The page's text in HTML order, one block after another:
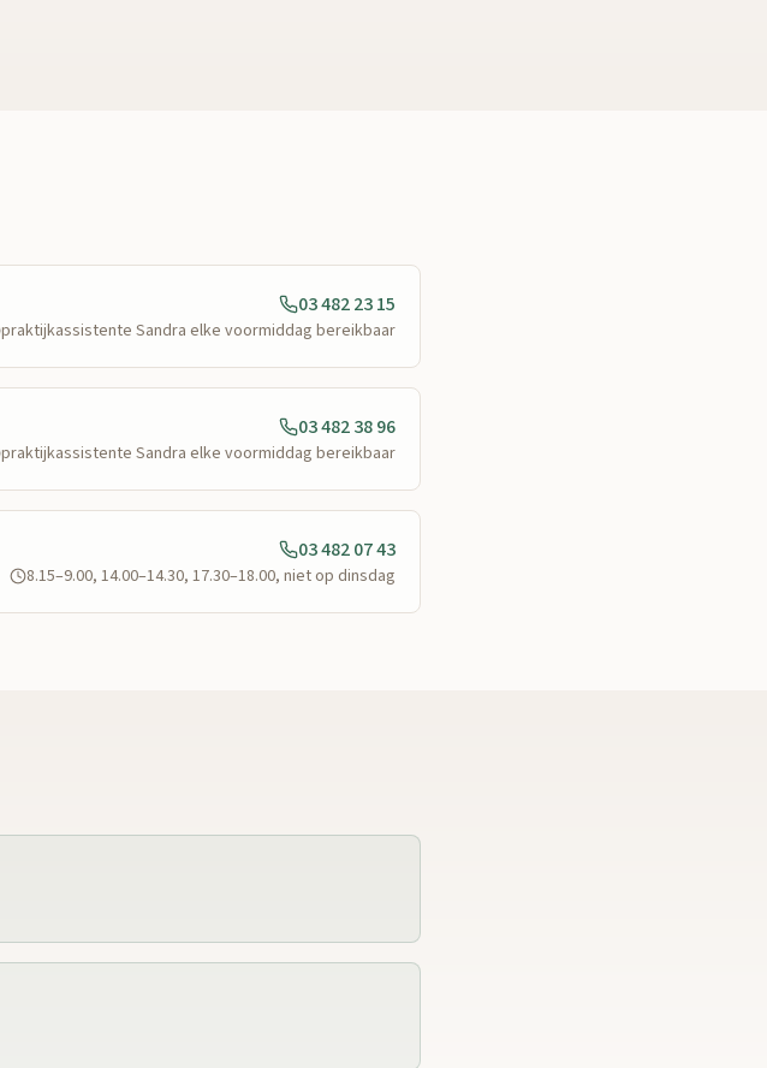
03 482 23 15
praktijkassistente Sandra elke voormiddag bereikbaar
03 482 38 96
praktijkassistente Sandra elke voormiddag bereikbaar
03 482 07 43
8.15–9.00, 14.00–14.30, 17.30–18.00, niet op dinsdag